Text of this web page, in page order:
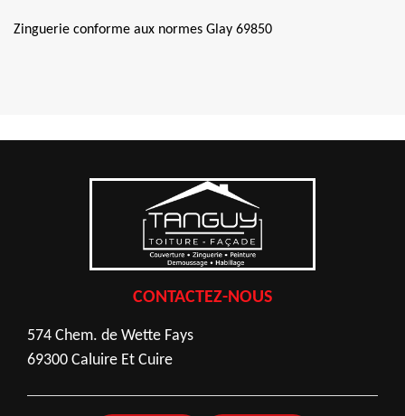
Zinguerie conforme aux normes Glay 69850
CONTACTEZ-NOUS
574 Chem. de Wette Fays
69300 Caluire Et Cuire